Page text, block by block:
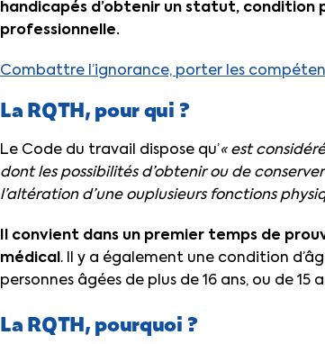
handicapés d’obtenir un statut,
professionnelle.
Combattre l’ignorance, porter les
La RQTH, pour qui ?
Le Code du travail dispose qu’« est
dont les possibilités d’obtenir ou de
l’altération d’une ouplusieurs fonctions
Il convient dans un premier temps de
médical. Il y a également une condition
personnes âgées de plus de 16 ans, ou de
La RQTH, pourquoi ?